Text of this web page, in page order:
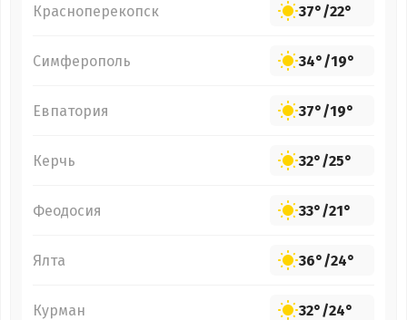
Красноперекопск 37°/22°
Симферополь 34°/19°
Евпатория 37°/19°
Керчь 32°/25°
Феодосия 33°/21°
Ялта 36°/24°
Курман 32°/24°